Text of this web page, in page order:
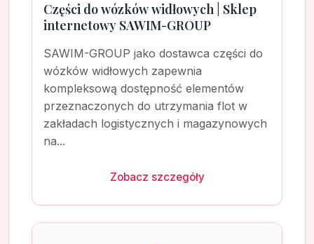
Części do wózków widłowych | Sklep
internetowy SAWIM-GROUP
SAWIM-GROUP jako dostawca części do
wózków widłowych zapewnia
kompleksową dostępność elementów
przeznaczonych do utrzymania flot w
zakładach logistycznych i magazynowych
na...
Zobacz szczegóły